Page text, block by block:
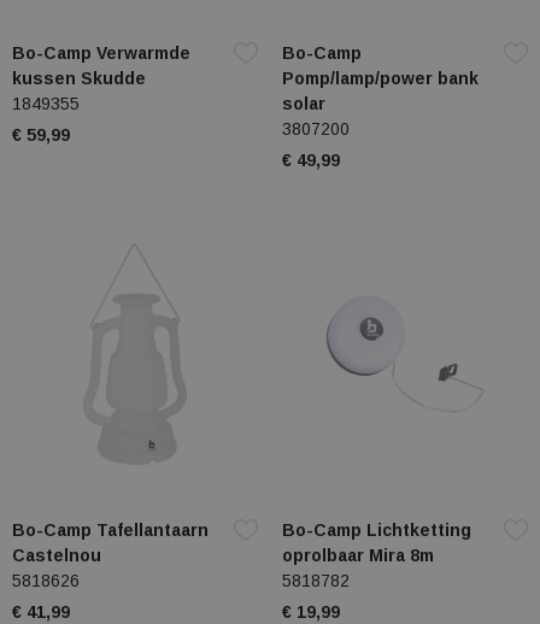
Bo-Camp Verwarmde
kussen Skudde
1849355
€ 59,99
Bo-Camp
Pomp/lamp/power bank
solar
3807200
€ 49,99
Bo-Camp Tafellantaarn
Castelnou
5818626
€ 41,99
Bo-Camp Lichtketting
oprolbaar Mira 8m
5818782
€ 19,99